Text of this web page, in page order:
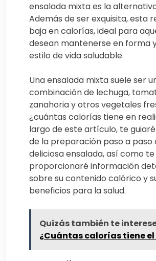
ensalada mixta es la
Además de ser exquisita, esta
baja en calorías, ideal para
desean mantenerse en forma
estilo de vida saludable.
Una ensalada mixta suele ser
combinación de lechuga,
zanahoria y otros vegetales
¿cuántas calorías tiene en
largo de este artículo, te
de la preparación paso a paso
deliciosa ensalada, así como te
proporcionaré información
sobre su contenido calórico y
beneficios para la salud.
Quizás también te
¿Cuántas calorías tiene el